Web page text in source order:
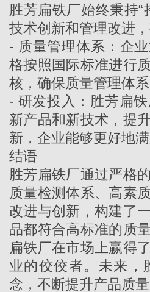
胜芳扁铁厂始终秉持
技术创新和管理改进
- 质量管理体系：企
格按照国际标准进行
核，确保质量管理体系
- 研发投入：胜芳扁
新产品和新技术，提
新，企业能够更好地
结语
胜芳扁铁厂通过严格
质量检测体系、高素
改进与创新，构建了
品都符合高标准的质
扁铁厂在市场上赢得
业的佼佼者。未来，
念，不断提升产品质